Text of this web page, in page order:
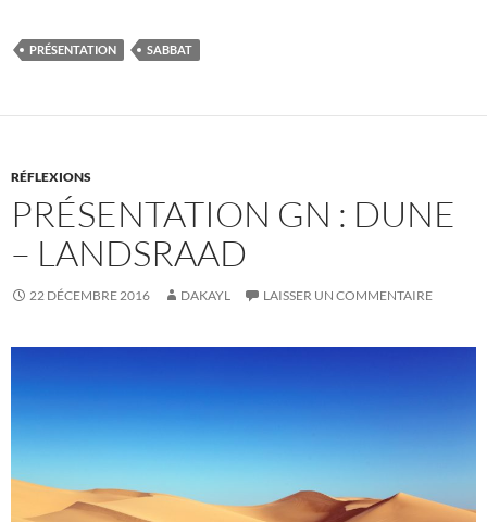
PRÉSENTATION SABBAT
RÉFLEXIONS
PRÉSENTATION GN : DUNE
– LANDSRAAD
22 DÉCEMBRE 2016 DAKAYL LAISSER UN COMMENTAIRE